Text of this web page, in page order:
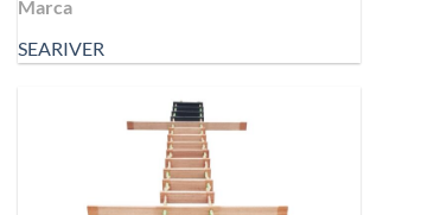
Marca
SEARIVER